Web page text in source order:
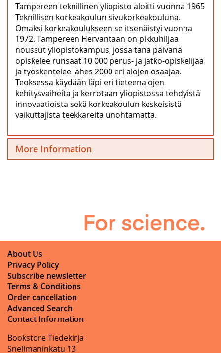
Tampereen teknillinen yliopisto aloitti vuonna 1965
Teknillisen korkeakoulun sivukorkeakouluna.
Omaksi korkeakoulukseen se itsenäistyi vuonna
1972. Tampereen Hervantaan on pikkuhiljaa
noussut yliopistokampus, jossa tänä päivänä
opiskelee runsaat 10 000 perus- ja jatko-opiskelijaa
ja työskentelee lähes 2000 eri alojen osaajaa.
Teoksessa käydään läpi eri tieteenalojen
kehitysvaiheita ja kerrotaan yliopistossa tehdyistä
innovaatioista sekä korkeakoulun keskeisistä
vaikuttajista teekkareita unohtamatta.
More Information
About Us
Privacy Policy
Subscribe newsletter
Terms & Conditions
Order cancellation
Advanced Search
Contact Information
Bookstore Tiedekirja
Snellmaninkatu 13